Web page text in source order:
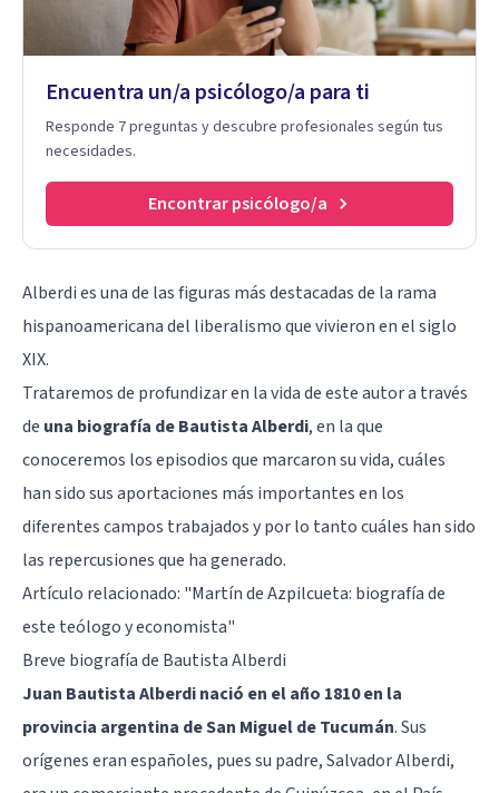
Encuentra un/a psicólogo/a para ti
Responde 7 preguntas y descubre profesionales según tus
necesidades.
Encontrar psicólogo/a
Alberdi es una de las figuras más destacadas de la rama
hispanoamericana del liberalismo que vivieron en el siglo
XIX.
Trataremos de profundizar en la vida de este autor a través
de una biografía de Bautista Alberdi, en la que
conoceremos los episodios que marcaron su vida, cuáles
han sido sus aportaciones más importantes en los
diferentes campos trabajados y por lo tanto cuáles han sido
las repercusiones que ha generado.
Artículo relacionado: "Martín de Azpilcueta: biografía de
este teólogo y economista"
Breve biografía de Bautista Alberdi
Juan Bautista Alberdi nació en el año 1810 en la
provincia argentina de San Miguel de Tucumán. Sus
orígenes eran españoles, pues su padre, Salvador Alberdi,